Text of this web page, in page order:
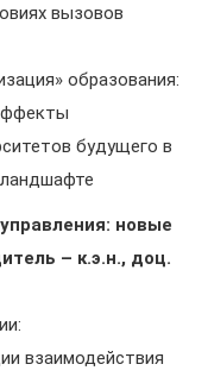
вызовов
образования:
будущего в
новые
– к.э.н., доц.
взаимодействия